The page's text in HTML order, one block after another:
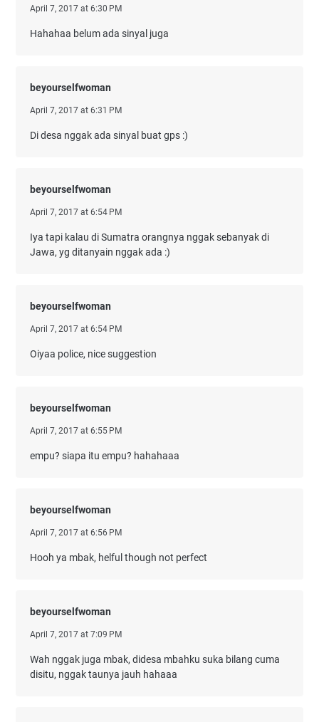
April 7, 2017 at 6:30 PM
Hahahaa belum ada sinyal juga
beyourselfwoman
April 7, 2017 at 6:31 PM
Di desa nggak ada sinyal buat gps :)
beyourselfwoman
April 7, 2017 at 6:54 PM
Iya tapi kalau di Sumatra orangnya nggak sebanyak di
Jawa, yg ditanyain nggak ada :)
beyourselfwoman
April 7, 2017 at 6:54 PM
Oiyaa police, nice suggestion
beyourselfwoman
April 7, 2017 at 6:55 PM
empu? siapa itu empu? hahahaaa
beyourselfwoman
April 7, 2017 at 6:56 PM
Hooh ya mbak, helful though not perfect
beyourselfwoman
April 7, 2017 at 7:09 PM
Wah nggak juga mbak, didesa mbahku suka bilang cuma
disitu, nggak taunya jauh hahaaa